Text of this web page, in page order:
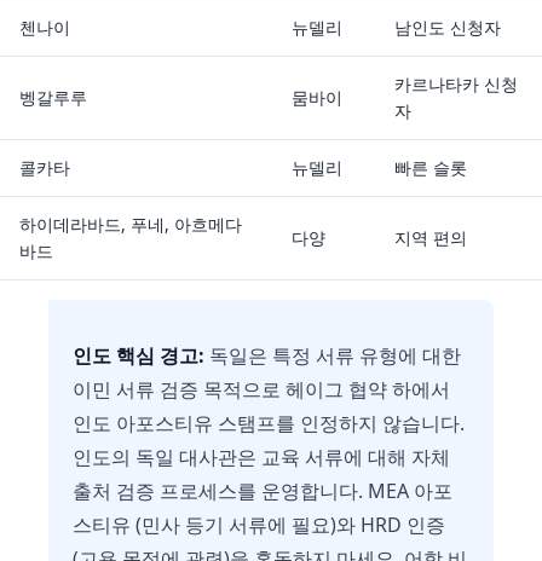
첸나이 뉴델리 남인도 신청자
벵갈루루 뭄바이
카르나타카 신청
자
콜카타 뉴델리 빠른 슬롯
하이데라바드, 푸네, 아흐메다
바드
다양 지역 편의
인도 핵심 경고: 독일은 특정 서류 유형에 대한
이민 서류 검증 목적으로 헤이그 협약 하에서
인도 아포스티유 스탬프를 인정하지 않습니다.
인도의 독일 대사관은 교육 서류에 대해 자체
출처 검증 프로세스를 운영합니다. MEA 아포
스티유 (민사 등기 서류에 필요)와 HRD 인증